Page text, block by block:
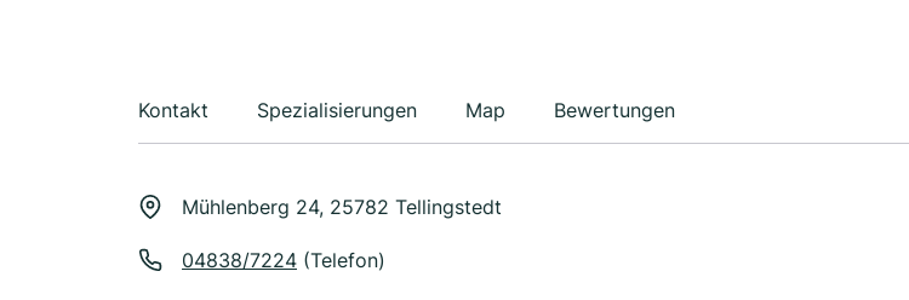
Kontakt Spezialisierungen Map Bewertungen
Mühlenberg 24, 25782 Tellingstedt
04838/7224 (Telefon)